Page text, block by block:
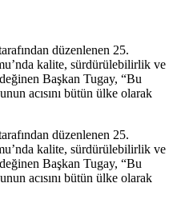
düzenlenen 25.
kalite, sürdürülebilirlik ve
Başkan Tugay, “Bu
acısını bütün ülke olarak
düzenlenen 25.
kalite, sürdürülebilirlik ve
Başkan Tugay, “Bu
acısını bütün ülke olarak